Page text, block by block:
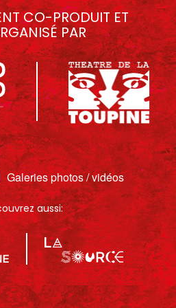
CO-PRODUIT ET
PAR
Galeries photos / vidéos
aussi: